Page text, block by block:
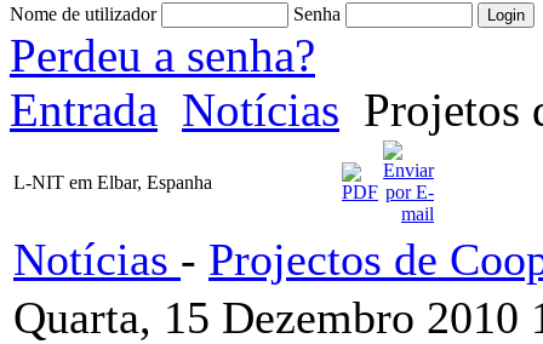
Nome de utilizador Senha
Perdeu a senha?
Entrada Notícias Projetos
L-NIT em Elbar, Espanha
Notícias - Projectos de
Quarta, 15 Dezembro 2010